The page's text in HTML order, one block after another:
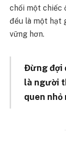
chối một chiếc
đều là một hạt
vững hơn.
Đừng đợi
là người
quen nhỏ